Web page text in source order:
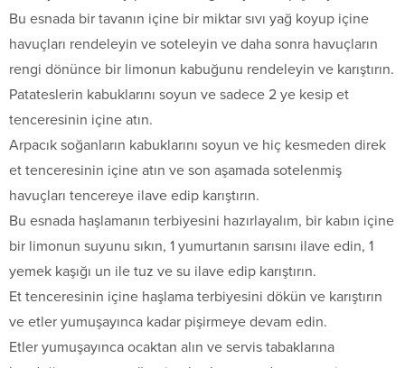
Bu esnada bir tavanın içine bir miktar sıvı yağ koyup içine
havuçları rendeleyin ve soteleyin ve daha sonra havuçların
rengi dönünce bir limonun kabuğunu rendeleyin ve karıştırın.
Patateslerin kabuklarını soyun ve sadece 2 ye kesip et
tenceresinin içine atın.
Arpacık soğanların kabuklarını soyun ve hiç kesmeden direk
et tenceresinin içine atın ve son aşamada sotelenmiş
havuçları tencereye ilave edip karıştırın.
Bu esnada haşlamanın terbiyesini hazırlayalım, bir kabın içine
bir limonun suyunu sıkın, 1 yumurtanın sarısını ilave edin, 1
yemek kaşığı un ile tuz ve su ilave edip karıştırın.
Et tenceresinin içine haşlama terbiyesini dökün ve karıştırın
ve etler yumuşayınca kadar pişirmeye devam edin.
Etler yumuşayınca ocaktan alın ve servis tabaklarına